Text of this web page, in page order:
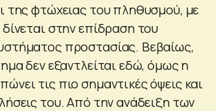
της φτώχειας του πληθυσμού, με
στην επίδραση του
προστασίας. Βεβαίως,
δεν εξαντλείται εδώ, όμως η
τις πιο σημαντικές όψεις και
του. Από την ανάδειξη των